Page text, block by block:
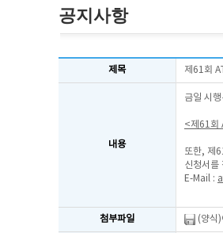
공지사항
제목 제61회
내용
금일 시
<제61회
또한, 제
신청서를
E-Mail :
첨부파일 (양식